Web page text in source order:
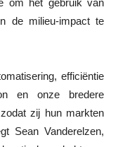
de milieu-impact te
efficiëntie
en onze bredere
zij hun markten
Sean Vanderelzen,